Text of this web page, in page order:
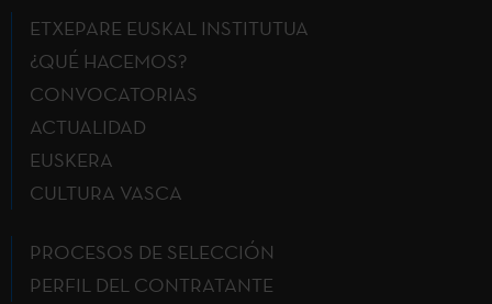
ETXEPARE EUSKAL INSTITUTUA
¿QUÉ HACEMOS?
CONVOCATORIAS
ACTUALIDAD
EUSKERA
CULTURA VASCA
PROCESOS DE SELECCIÓN
PERFIL DEL CONTRATANTE